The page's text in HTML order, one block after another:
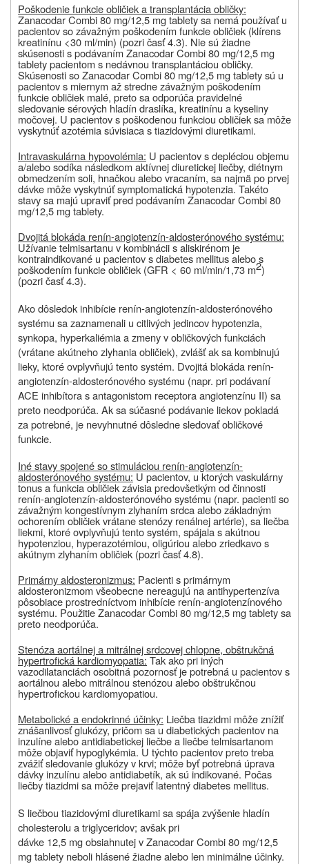
Poškodenie funkcie obličiek a transplantácia obličky:
Zanacodar Combi 80 mg/12,5 mg tablety sa nemá používať u
pacientov so závažným poškodením funkcie obličiek (klírens
kreatinínu <30 ml/min) (pozri časť 4.3). Nie sú žiadne
skúsenosti s podávaním Zanacodar Combi 80 mg/12,5 mg
tablety pacientom s nedávnou transplantáciou obličky.
Skúsenosti so Zanacodar Combi 80 mg/12,5 mg tablety sú u
pacientov s miernym až stredne závažným poškodením
funkcie obličiek malé, preto sa odporúča pravidelné
sledovanie sérových hladín draslíka, kreatinínu a kyseliny
močovej. U pacientov s poškodenou funkciou obličiek sa môže
vyskytnúť azotémia súvisiaca s tiazidovými diuretikami.
Intravaskulárna hypovolémia: U pacientov s depléciou objemu
a/alebo sodíka následkom aktívnej diuretickej liečby, diétnym
obmedzením soli, hnačkou alebo vracaním, sa najmä po prvej
dávke môže vyskytnúť symptomatická hypotenzia. Takéto
stavy sa majú upraviť pred podávaním Zanacodar Combi 80
mg/12,5 mg tablety.
Dvojitá blokáda renín-angiotenzín-aldosterónového systému:
Užívanie telmisartanu v kombinácii s aliskirénom je
kontraindikované u pacientov s diabetes mellitus alebo s
poškodením funkcie obličiek (GFR < 60 ml/min/1,73 m2)
(pozri časť 4.3).
Ako dôsledok inhibície renín-angiotenzín-aldosterónového
systému sa zaznamenali u citlivých jedincov hypotenzia,
synkopa, hyperkaliémia a zmeny v obličkových funkciách
(vrátane akútneho zlyhania obličiek), zvlášť ak sa kombinujú
lieky, ktoré ovplyvňujú tento systém. Dvojitá blokáda renín-
angiotenzín-aldosterónového systému (napr. pri podávaní
ACE inhibítora s antagonistom receptora angiotenzínu II) sa
preto neodporúča. Ak sa súčasné podávanie liekov pokladá
za potrebné, je nevyhnutné dôsledne sledovať obličkové
funkcie.
Iné stavy spojené so stimuláciou renín-angiotenzín-
aldosterónového systému:U pacientov, u ktorých vaskulárny
tonus a funkcia obličiek závisia predovšetkým od činnosti
renín-angiotenzín-aldosterónového systému (napr. pacienti so
závažným kongestívnym zlyhaním srdca alebo základným
ochorením obličiek vrátane stenózy renálnej artérie), sa liečba
liekmi, ktoré ovplyvňujú tento systém, spájala s akútnou
hypotenziou, hyperazotémiou, oligúriou alebo zriedkavo s
akútnym zlyhaním obličiek (pozri časť 4.8).
Primárny aldosteronizmus: Pacienti s primárnym
aldosteronizmom všeobecne nereagujú na antihypertenzíva
pôsobiace prostredníctvom inhibície renín-angiotenzínového
systému. Použitie Zanacodar Combi 80 mg/12,5 mg tablety sa
preto neodporúča.
Stenóza aortálnej a mitrálnej srdcovej chlopne, obštrukčná
hypertrofická kardiomyopatia:Tak ako pri iných
vazodilatanciách osobitná pozornosť je potrebná u pacientov s
aortálnou alebo mitrálnou stenózou alebo obštrukčnou
hypertrofickou kardiomyopatiou.
Metabolické a endokrinné účinky: Liečba tiazidmi môže znížiť
znášanlivosť glukózy, pričom sa u diabetických pacientov na
inzulíne alebo antidiabetickej liečbe a liečbe telmisartanom
môže objaviť hypoglykémia. U týchto pacientov preto treba
zvážiť sledovanie glukózy v krvi; môže byť potrebná úprava
dávky inzulínu alebo antidiabetík, ak sú indikované. Počas
liečby tiazidmi sa môže prejaviť latentný diabetes mellitus.
S liečbou tiazidovými diuretikami sa spája zvýšenie hladín
cholesterolu a triglyceridov; avšak pri
dávke 12,5 mg obsiahnutej v Zanacodar Combi 80 mg/12,5
mg tablety neboli hlásené žiadne alebo len minimálne účinky.